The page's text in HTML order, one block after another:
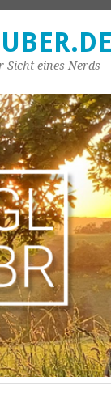
Sicht eines Nerds